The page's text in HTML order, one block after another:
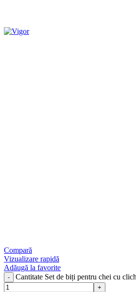
Compară
Vizualizare rapidă
Adăugă la favorite
Cantitate Set de biți pentru chei cu